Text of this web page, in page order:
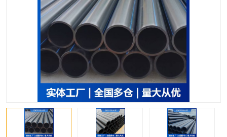
联塑PVC管 联塑PPR管
联塑PE管 联塑家装红蓝线管